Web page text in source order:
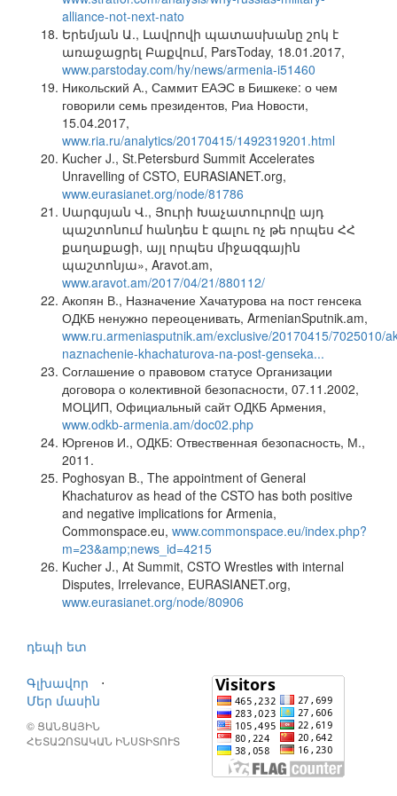
alliance-not-next-nato
Երեմյան Ա., Լավրովի պատասխանը շոկ է
առաջացրել Բաքվում, ParsToday, 18.01.2017,
www.parstoday.com/hy/news/armenia-i51460
Никольский А., Саммит ЕАЭС в Бишкеке: о чем
говорили семь президентов, Риа Новости,
15.04.2017,
www.ria.ru/analytics/20170415/1492319201.html
Kucher J., St.Petersburd Summit Accelerates
Unravelling of CSTO, EURASIANET.org,
www.eurasianet.org/node/81786
Սարգսյան Վ., Յուրի Խաչատուրովը այդ
պաշտոնում հանդես է գալու ոչ թե որպես ՀՀ
քաղաքացի, այլ որպես միջազգային
պաշտոնյա», Aravot.am,
www.aravot.am/2017/04/21/880112/
Акопян В., Назначение Хачатурова на пост генсека
ОДКБ ненужно переоценивать, ArmenianSputnik.am,
www.ru.armeniasputnik.am/exclusive/20170415/7025010/
naznachenie-khachaturova-na-post-genseka...
Соглашение о правовом статусе Организации
договора о колективной безопасности, 07.11.2002,
МОЦИП, Официальный сайт ОДКБ Армения,
www.odkb-armenia.am/doc02.php
Юргенов И., ОДКБ: Отвественная безопасность, М.,
2011.
Poghosyan B., The appointment of General
Khachaturov as head of the CSTO has both positive
and negative implications for Armenia,
Commonspace.eu, www.commonspace.eu/index.php?
m=23&amp;news_id=4215
Kucher J., At Summit, CSTO Wrestles with internal
Disputes, Irrelevance, EURASIANET.org,
www.eurasianet.org/node/80906
դեպի ետ
Գլխավոր
⋅
Մեր մասին
© ՑԱՆՑԱՅԻՆ
ՀԵՏԱԶՈՏԱԿԱՆ ԻՆՍՏԻՏՈՒՏ